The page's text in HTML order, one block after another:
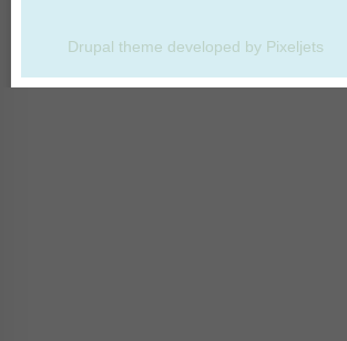
Drupal theme developed by Pixeljets